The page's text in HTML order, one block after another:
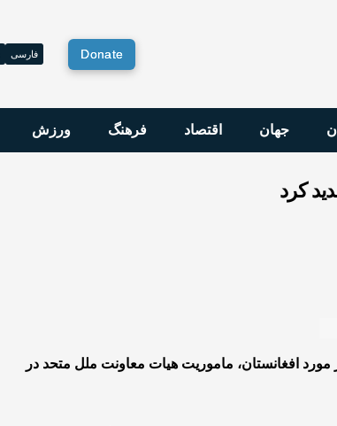
Donate فارسی
جهان اقتصاد فرهنگ ورزش
کرد
افغانستان، ماموریت هیات معاونت ملل متحد در